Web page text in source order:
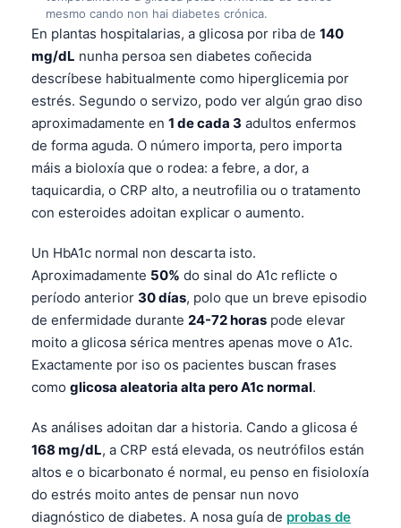
mesmo cando non hai diabetes crónica.
En plantas hospitalarias, a glicosa por riba de 140
mg/dL nunha persoa sen diabetes coñecida
descríbese habitualmente como hiperglicemia por
estrés. Segundo o servizo, podo ver algún grao diso
aproximadamente en 1 de cada 3 adultos enfermos
de forma aguda. O número importa, pero importa
máis a bioloxía que o rodea: a febre, a dor, a
taquicardia, o CRP alto, a neutrofilia ou o tratamento
con esteroides adoitan explicar o aumento.
Un HbA1c normal non descarta isto.
Aproximadamente 50% do sinal do A1c reflicte o
período anterior 30 días, polo que un breve episodio
de enfermidade durante 24-72 horas pode elevar
moito a glicosa sérica mentres apenas move o A1c.
Exactamente por iso os pacientes buscan frases
como glicosa aleatoria alta pero A1c normal.
As análises adoitan dar a historia. Cando a glicosa é
168 mg/dL, a CRP está elevada, os neutrófilos están
altos e o bicarbonato é normal, eu penso en fisioloxía
do estrés moito antes de pensar nun novo
diagnóstico de diabetes. A nosa guía de probas de